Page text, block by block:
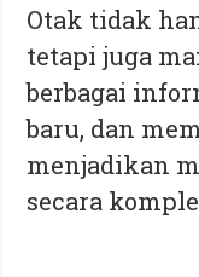
Otak tidak
tetapi juga
berbagai
baru, dan
menjadikan
secara